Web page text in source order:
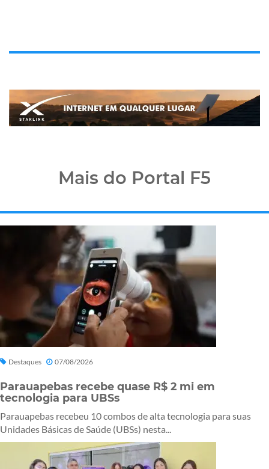
Mais do Portal F5
Destaques 07/08/2026
Parauapebas recebe quase R$ 2 mi em
tecnologia para UBSs
Parauapebas recebeu 10 combos de alta tecnologia para suas
Unidades Básicas de Saúde (UBSs) nesta...